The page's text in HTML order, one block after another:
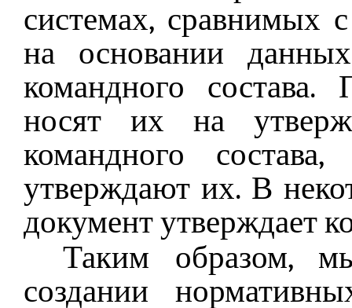
системах, сравнимых
на основании
командного состава.
носят их на
командного
утверждают их. В
документ утверждает
Таким образом,
создании